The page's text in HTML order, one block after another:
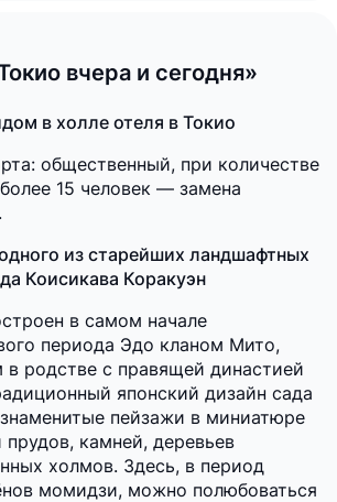
вчера и сегодня»
в холле отеля в Токио
общественный, при количестве
15 человек — замена
из старейших ландшафтных
Коисикава Коракуэн
в самом начале
периода Эдо кланом Мито,
родстве с правящей династией
японский дизайн сада
пейзажи в миниатюре
камней, деревьев
холмов. Здесь, в период
момидзи, можно полюбоваться